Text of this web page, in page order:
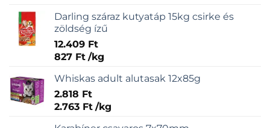
Darling száraz kutyatáp 15kg csirke és
zöldség ízű
12.409 Ft
827 Ft /kg
Whiskas adult alutasak 12x85g
2.818 Ft
2.763 Ft /kg